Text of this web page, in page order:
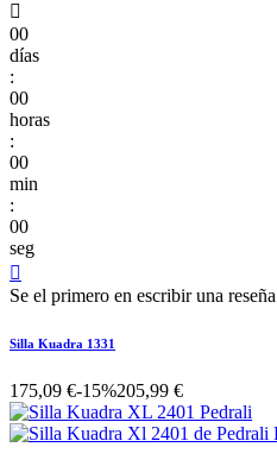

00
días
:
00
horas
:
00
min
:
00
seg

Se el primero en escribir una reseña
Silla Kuadra 1331
175,09 €-15%205,99 €